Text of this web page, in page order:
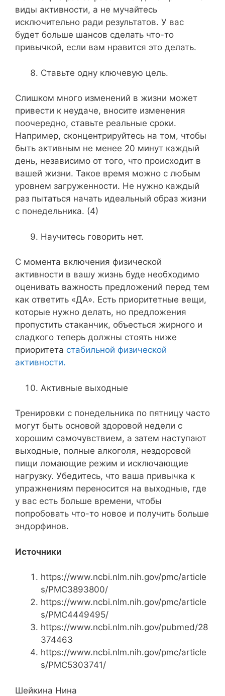
виды активности, а не мучайтесь
исключительно ради результатов. У вас
будет больше шансов сделать что-то
привычкой, если вам нравится это делать.
Ставьте одну ключевую цель.
Слишком много изменений в жизни может
привести к неудаче, вносите изменения
поочередно, ставьте реальные сроки.
Например, сконцентрируйтесь на том, чтобы
быть активным не менее 20 минут каждый
день, независимо от того, что происходит в
вашей жизни. Такое время можно с любым
уровнем загруженности. Не нужно каждый
раз пытаться начать идеальный образ жизни
с понедельника. (4)
Научитесь говорить нет.
С момента включения физической
активности в вашу жизнь буде необходимо
оценивать важность предложений перед тем
как ответить «ДА». Есть приоритетные вещи,
которые нужно делать, но предложения
пропустить стаканчик, объесться жирного и
сладкого теперь должны стоять ниже
приоритета стабильной физической
активности.
Активные выходные
Тренировки с понедельника по пятницу часто
могут быть основой здоровой недели с
хорошим самочувствием, а затем наступают
выходные, полные алкоголя, нездоровой
пищи ломающие режим и исключающие
нагрузку. Убедитесь, что ваша привычка к
упражнениям переносится на выходные, где
у вас есть больше времени, чтобы
попробовать что-то новое и получить больше
эндорфинов.
Источники
https://www.ncbi.nlm.nih.gov/pmc/article
s/PMC3893800/
https://www.ncbi.nlm.nih.gov/pmc/article
s/PMC4449495/
https://www.ncbi.nlm.nih.gov/pubmed/28
374463
https://www.ncbi.nlm.nih.gov/pmc/article
s/PMC5303741/
Шейкина Нина